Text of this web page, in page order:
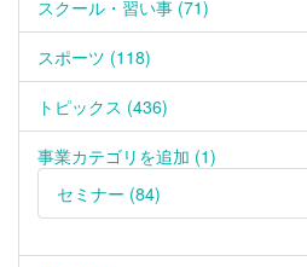
スクール・習い事 (71)
スポーツ (118)
トピックス (436)
事業カテゴリを追加 (1)
セミナー (84)